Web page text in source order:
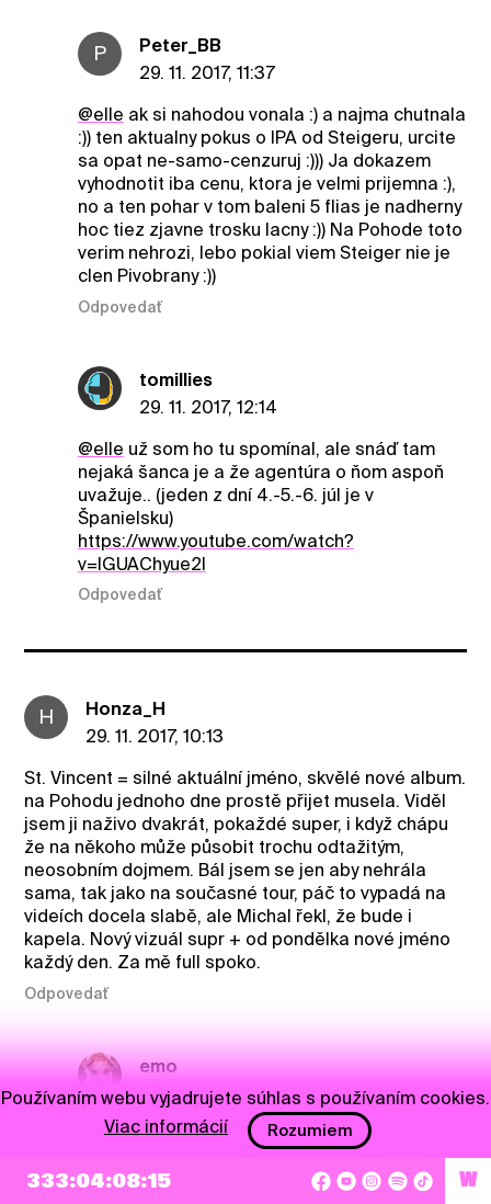
P
Peter_BB
29. 11. 2017, 11:37
@elle ak si nahodou vonala :) a najma chutnala
:)) ten aktualny pokus o IPA od Steigeru, urcite
sa opat ne-samo-cenzuruj :))) Ja dokazem
vyhodnotit iba cenu, ktora je velmi prijemna :),
no a ten pohar v tom baleni 5 flias je nadherny
hoc tiez zjavne trosku lacny :)) Na Pohode toto
verim nehrozi, lebo pokial viem Steiger nie je
clen Pivobrany :))
Odpovedať
tomillies
29. 11. 2017, 12:14
@elle už som ho tu spomínal, ale snáď tam
nejaká šanca je a že agentúra o ňom aspoň
uvažuje.. (jeden z dní 4.-5.-6. júl je v
Španielsku)
https://www.youtube.com/watch?
v=IGUAChyue2I
Odpovedať
H
Honza_H
29. 11. 2017, 10:13
St. Vincent = silné aktuální jméno, skvělé nové album.
na Pohodu jednoho dne prostě přijet musela. Viděl
jsem ji naživo dvakrát, pokaždé super, i když chápu
že na někoho může působit trochu odtažitým,
neosobním dojmem. Bál jsem se jen aby nehrála
sama, tak jako na současné tour, páč to vypadá na
videích docela slabě, ale Michal řekl, že bude i
kapela. Nový vizuál supr + od pondělka nové jméno
každý den. Za mě full spoko.
Odpovedať
emo
29. 11. 2017, 10:39
@Honza_Hhm odtažity neosobní dojem ?? :D
333:04:08:14 W
Používaním webu vyjadrujete súhlas s používaním cookies.
Viac informácií
Rozumiem